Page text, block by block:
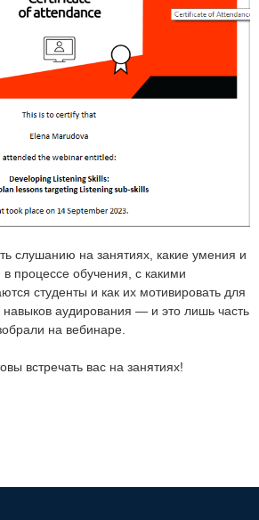
слушанию на занятиях, какие умения и
в процессе обучения, с какими
студенты и как их мотивировать для
навыков аудирования — и это лишь часть
на вебинаре.
встречать вас на занятиях!